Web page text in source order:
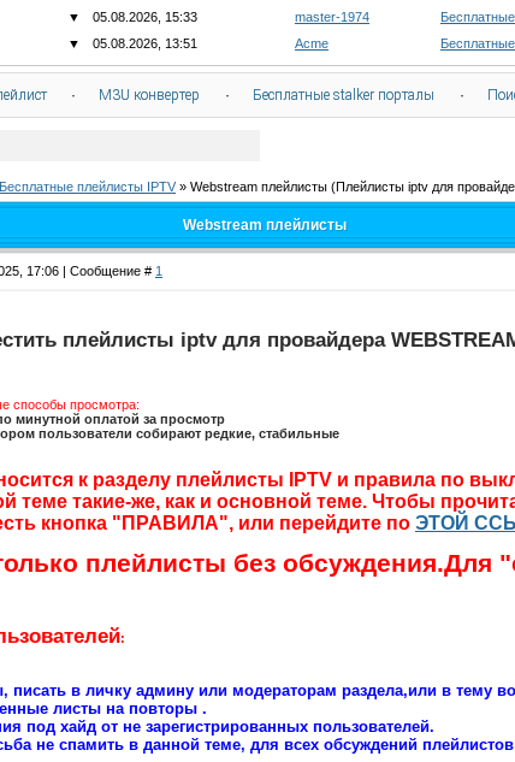
▼ 05.08.2026, 15:33 master-1974
▼ 05.08.2026, 13:51 Acme
· M3U конвертер · Бесплатные stalker порталы ·
Бесплатные плейлисты IPTV » Webstream плейлисты (Плейлисты iptv для
Webstream плейлисты
17:06 | Сообщение # 1
плейлисты iptv для провайдера
способы просмотра:
минутной оплатой за просмотр
пользователи собирают редкие, стабильные
к разделу плейлисты IPTV и правила по
теме такие-же, как и основной теме. Чтобы
кнопка "ПРАВИЛА", или перейдите по ЭТОЙ
плейлисты без обсуждения.Для
:
писать в личку админу или модераторам раздела,или в тему
листы на повторы .
под хайд от не зарегистрированных пользователей.
не спамить в данной теме, для всех обсуждений